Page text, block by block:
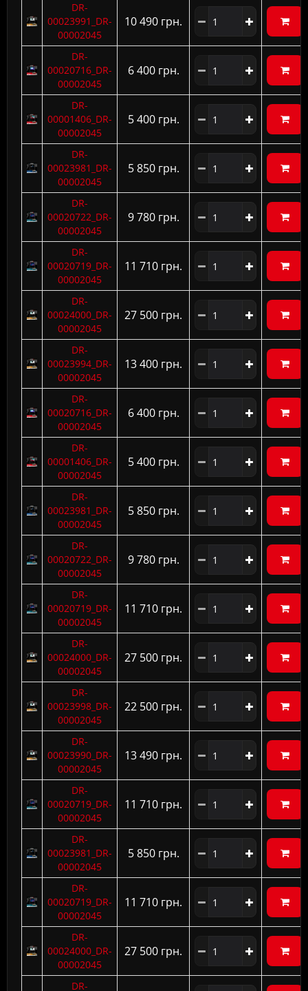
DR-
00023991_DR-
00002045
10 490 грн.
DR-
00020716_DR-
00002045
6 400 грн.
DR-
00001406_DR-
00002045
5 400 грн.
DR-
00023981_DR-
00002045
5 850 грн.
DR-
00020722_DR-
00002045
9 780 грн.
DR-
00020719_DR-
00002045
11 710 грн.
DR-
00024000_DR-
00002045
27 500 грн.
DR-
00023994_DR-
00002045
13 400 грн.
DR-
00020716_DR-
00002045
6 400 грн.
DR-
00001406_DR-
00002045
5 400 грн.
DR-
00023981_DR-
00002045
5 850 грн.
DR-
00020722_DR-
00002045
9 780 грн.
DR-
00020719_DR-
00002045
11 710 грн.
DR-
00024000_DR-
00002045
27 500 грн.
DR-
00023998_DR-
00002045
22 500 грн.
DR-
00023990_DR-
00002045
13 490 грн.
DR-
00020719_DR-
00002045
11 710 грн.
DR-
00023981_DR-
00002045
5 850 грн.
DR-
00020719_DR-
00002045
11 710 грн.
DR-
00024000_DR-
00002045
27 500 грн.
DR-